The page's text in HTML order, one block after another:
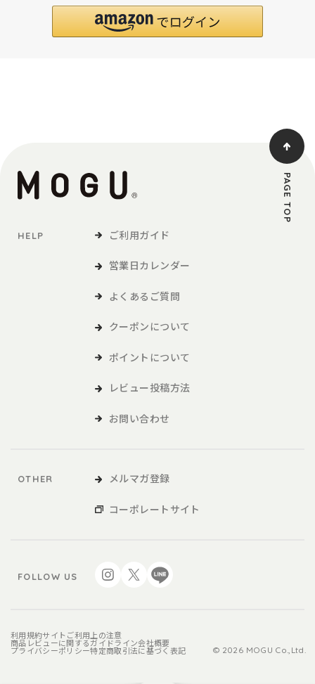
HELP ご利用ガイド
営業日カレンダー
よくあるご質問
クーポンについて
ポイントについて
レビュー投稿方法
お問い合わせ
OTHER メルマガ登録
コーポレートサイト
FOLLOW US
利用規約サイトご利用上の注意
商品レビューに関するガイドライン会社概要
プライバシーポリシー特定商取引法に基づく表記 © 2026 MOGU Co.,Ltd.
PAGE TOP